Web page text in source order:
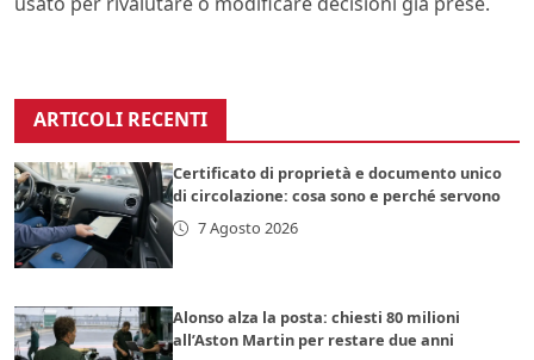
ARTICOLI RECENTI
Certificato di proprietà e documento unico
di circolazione: cosa sono e perché servono
7 Agosto 2026
Alonso alza la posta: chiesti 80 milioni
all’Aston Martin per restare due anni